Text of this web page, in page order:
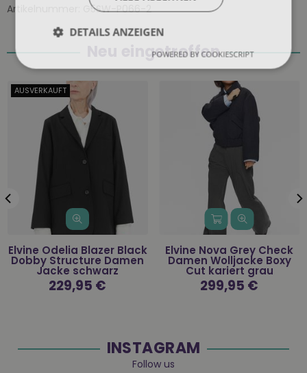
Artikelnummer:
G5SW-P066-2
Neu eingetroffen
AUSVERKAUFT
Elvine Odelia Blazer Black
Dobby Structure Damen
Jacke schwarz
Normaler
Preis
229,95 €
Elvine Nova Grey Check
Damen Wolljacke Boxy
Cut kariert grau
Normaler
Preis
299,95 €
INSTAGRAM
Follow us
DETAILS ANZEIGEN
POWERED BY COOKIESCRIPT